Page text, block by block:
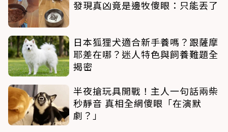
發現真凶竟是邊牧傻眼：只能丟了
日本狐狸犬適合新手養嗎？跟薩摩
耶差在哪？迷人特色與飼養難題全
揭密
半夜搶玩具開戰！主人一句話兩柴
秒靜音 真相全網傻眼「在演默
劇？」